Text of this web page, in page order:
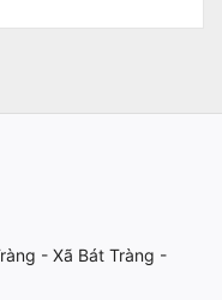
- Xã Bát Tràng -